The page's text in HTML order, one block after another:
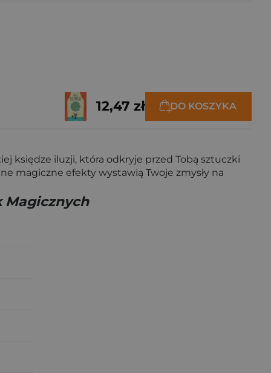
12,47 zł DO KOSZYKA
księdze iluzji, która odkryje przed Tobą sztuczki
magiczne efekty wystawią Twoje zmysły na
Magicznych